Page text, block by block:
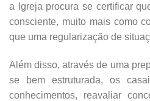
a Igreja procura se certificar
consciente, muito mais como
que uma regularização de
Além disso, através de uma
se bem estruturada, os
conhecimentos, reavaliar